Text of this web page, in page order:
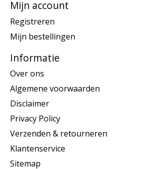
Mijn account
Registreren
Mijn bestellingen
Informatie
Over ons
Algemene voorwaarden
Disclaimer
Privacy Policy
Verzenden & retourneren
Klantenservice
Sitemap